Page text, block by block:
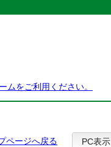
ムをご利用ください。
ページへ戻る PC表示